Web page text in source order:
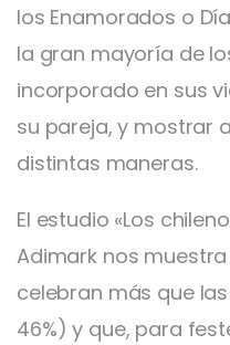
los Enamorados o
la gran mayoría de
incorporado en sus
su pareja, y mostrar
distintas maneras.
El estudio «Los
Adimark nos
celebran más que
46%) y que, para